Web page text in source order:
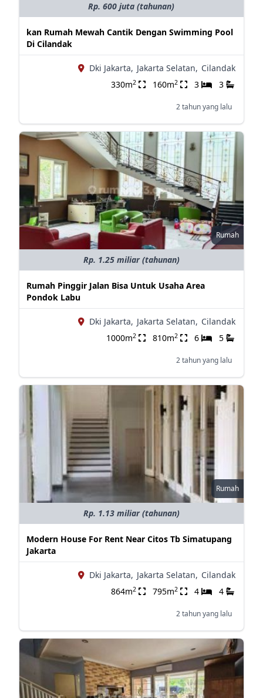
Rp. 600 juta (tahunan)
kan Rumah Mewah Cantik Dengan Swimming Pool
Di Cilandak
Dki Jakarta, Jakarta Selatan, Cilandak
330m2 160m2 3 3
2 tahun yang lalu
Rumah
Rp. 1.25 miliar (tahunan)
Rumah Pinggir Jalan Bisa Untuk Usaha Area
Pondok Labu
Dki Jakarta, Jakarta Selatan, Cilandak
1000m2 810m2 6 5
2 tahun yang lalu
Rumah
Rp. 1.13 miliar (tahunan)
Modern House For Rent Near Citos Tb Simatupang
Jakarta
Dki Jakarta, Jakarta Selatan, Cilandak
864m2 795m2 4 4
2 tahun yang lalu